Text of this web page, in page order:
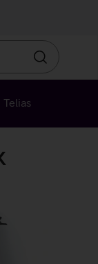
Otsin
Telias